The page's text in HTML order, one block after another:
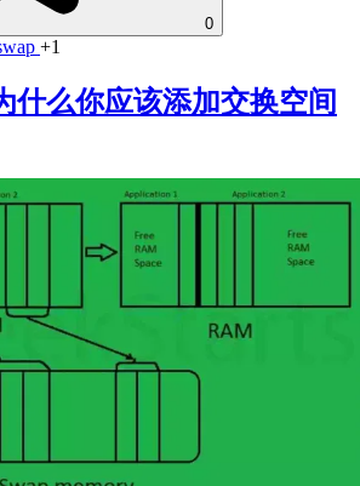
0
+1
什么你应该添加交换空间